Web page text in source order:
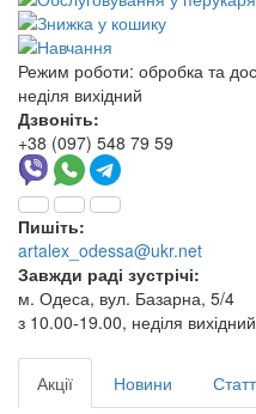
Режим роботи: обробка та
неділя вихідний
Дзвоніть:
+38 (097) 548 79 59
Пишіть:
artalex_odessa@ukr.net
Завжди раді зустрічі:
м. Одеса, вул. Базарна, 5/4
з 10.00-19.00, неділя вихідний
Акції Новини